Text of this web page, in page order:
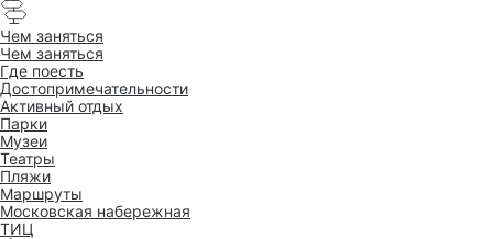
Чем заняться
Чем заняться
Где поесть
Достопримеча­тельности
Активный отдых
Парки
Музеи
Театры
Пляжи
Маршруты
Московская набережная
ТИЦ